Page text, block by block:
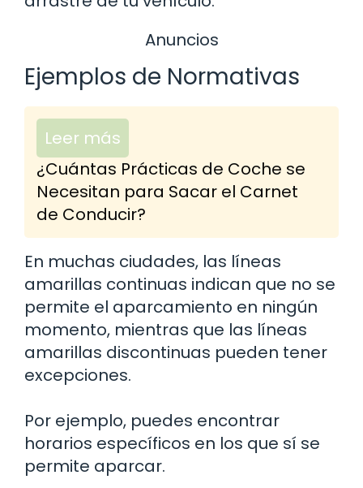
Anuncios
Ejemplos de Normativas
Leer más
¿Cuántas Prácticas de Coche se
Necesitan para Sacar el Carnet
de Conducir?
En muchas ciudades, las líneas
amarillas continuas indican que no se
permite el aparcamiento en ningún
momento, mientras que las líneas
amarillas discontinuas pueden tener
excepciones.
Por ejemplo, puedes encontrar
horarios específicos en los que sí se
permite aparcar.